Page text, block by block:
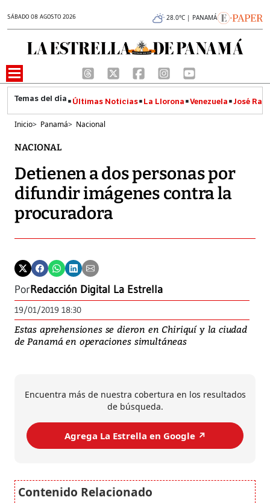
SÁBADO 08 AGOSTO 2026 28.0°C | PANAMÁ
Últimas Noticias La Llorona Venezuela José
Inicio> Panamá> Nacional
NACIONAL
Detienen a dos personas por
difundir imágenes contra la
procuradora
PorRedacción Digital La Estrella
19/01/2019 18:30
Estas aprehensiones se dieron en Chiriquí y la ciudad
de Panamá en operaciones simultáneas
Encuentra más de nuestra cobertura en los resultados
de búsqueda.
Agrega La Estrella en Google ↗️